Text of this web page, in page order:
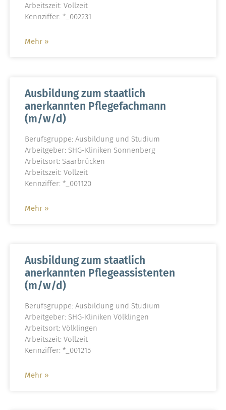
Arbeitszeit: Vollzeit
Kennziffer: *_002231
Mehr »
Ausbildung zum staatlich
anerkannten Pflegefachmann
(m/w/d)
Berufsgruppe: Ausbildung und Studium
Arbeitgeber: SHG-Kliniken Sonnenberg
Arbeitsort: Saarbrücken
Arbeitszeit: Vollzeit
Kennziffer: *_001120
Mehr »
Ausbildung zum staatlich
anerkannten Pflegeassistenten
(m/w/d)
Berufsgruppe: Ausbildung und Studium
Arbeitgeber: SHG-Kliniken Völklingen
Arbeitsort: Völklingen
Arbeitszeit: Vollzeit
Kennziffer: *_001215
Mehr »